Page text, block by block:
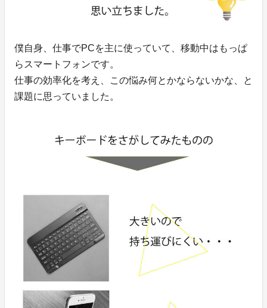
僕自身、仕事でPCを主に使っていて、移動中はもっぱ
らスマートフォンです。
仕事の効率化を考え、この悩み何とかならないかな、と
課題に思っていました。